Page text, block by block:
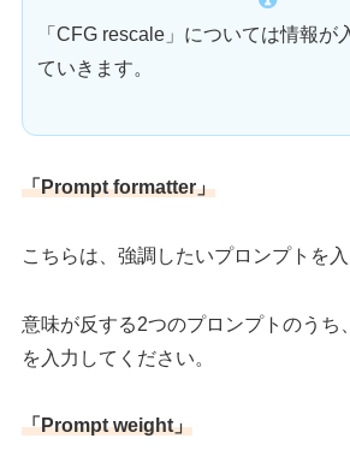
「CFG rescale」については情報が
ていきます。
「Prompt formatter」
こちらは、強調したいプロンプトを入
意味が反する2つのプロンプトのうち
を入力してください。
「Prompt weight」